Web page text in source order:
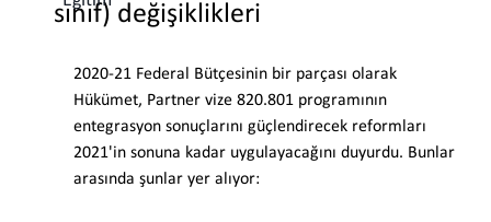
sınıf) değişiklikleri
2020-21 Federal Bütçesinin bir parçası olarak
Hükümet, Partner vize 820.801 programının
entegrasyon sonuçlarını güçlendirecek reformları
2021'in sonuna kadar uygulayacağını duyurdu. Bunlar
arasında şunlar yer alıyor: